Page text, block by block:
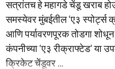
सत्रांतच हे महागडे चेंडू खराब
समस्येवर मुंबईतील ‘ए३ स्पोर्ट्स
आणि पर्यावरणपूरक तोडगा
कंपनीच्या ‘ए३ रीक्राफ्टेड’ या
क्रिकेट चेंडूवर ...